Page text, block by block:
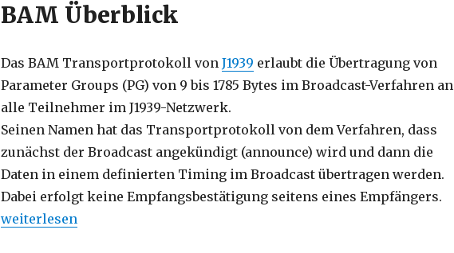
BAM Überblick
Das BAM Transportprotokoll von J1939 erlaubt die Übertragung von
Parameter Groups (PG) von 9 bis 1785 Bytes im Broadcast-Verfahren an
alle Teilnehmer im J1939-Netzwerk.
Seinen Namen hat das Transportprotokoll von dem Verfahren, dass
zunächst der Broadcast angekündigt (announce) wird und dann die
Daten in einem definierten Timing im Broadcast übertragen werden.
Dabei erfolgt keine Empfangsbestätigung seitens eines Empfängers.
„BAM: J1939 Broadcast Announce Message“
weiterlesen